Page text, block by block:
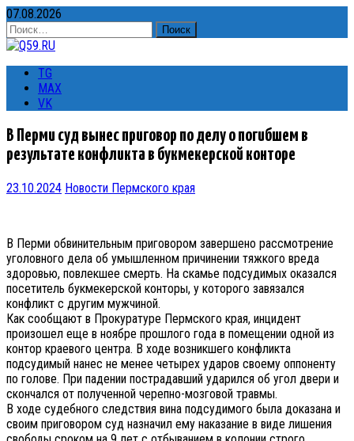
07.08.2026
Найти:
TG
MAX
VK
В Перми суд вынес приговор по делу о погибшем в
результате конфликта в букмекерской конторе
23.10.2024 Новости Пермского края
В Перми обвинительным приговором завершено рассмотрение
уголовного дела об умышленном причинении тяжкого вреда
здоровью, повлекшее смерть. На скамье подсудимых оказался
посетитель букмекерской конторы, у которого завязался
конфликт с другим мужчиной.
Как сообщают в Прокуратуре Пермского края, инцидент
произошел еще в ноябре прошлого года в помещении одной из
контор краевого центра. В ходе возникшего конфликта
подсудимый нанес не менее четырех ударов своему оппоненту
по голове. При падении пострадавший ударился об угол двери и
скончался от полученной черепно-мозговой травмы.
В ходе судебного следствия вина подсудимого была доказана и
своим приговором суд назначил ему наказание в виде лишения